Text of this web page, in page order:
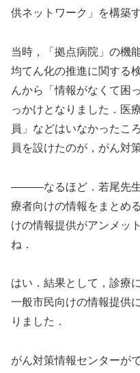
供ネットワーク」を構築
当時，「拠点病院」の機
均てん化の推進に関する
んから「情報がなくて困
っかけとなりました．医
員」などはいなかったこ
員を設けたのが，がん対
―――なるほど．若尾先生
療者向けの情報をまとめ
けの情報提供がアンメッ
ね．
はい．結果として，診療
一般市民向けの情報提供
りました．
がん対策情報センターが